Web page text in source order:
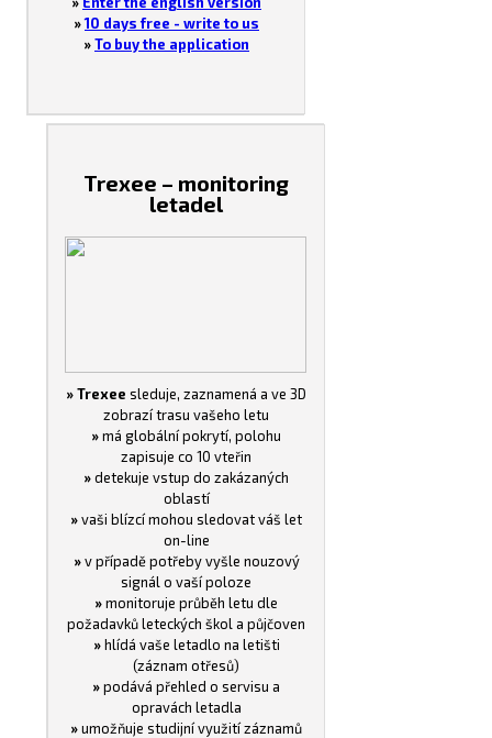
»10 days free - write to us
»To buy the application
Trexee – monitoring
letadel
» Trexee sleduje, zaznamená a ve 3D
zobrazí trasu vašeho letu
»má globální pokrytí, polohu
zapisuje co 10 vteřin
»detekuje vstup do zakázaných
oblastí
»vaši blízcí mohou sledovat váš let
on-line
»v případě potřeby vyšle nouzový
signál o vaší poloze
»monitoruje průběh letu dle
požadavků leteckých škol a půjčoven
»hlídá vaše letadlo na letišti
(záznam otřesů)
»podává přehled o servisu a
opravách letadla
»umožňuje studijní využití záznamů